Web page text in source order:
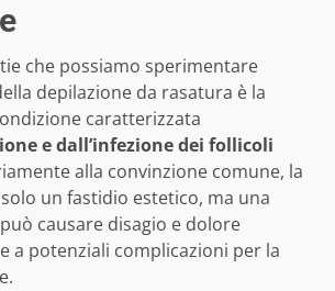
che possiamo sperimentare
depilazione da rasatura è la
caratterizzata
e dall’infezione dei follicoli
alla convinzione comune, la
un fastidio estetico, ma una
causare disagio e dolore
a potenziali complicazioni per la